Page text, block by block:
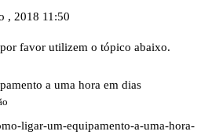
, 2018 11:50
favor utilizem o tópico abaixo.
a uma hora em dias
ligar-um-equipamento-a-uma-hora-